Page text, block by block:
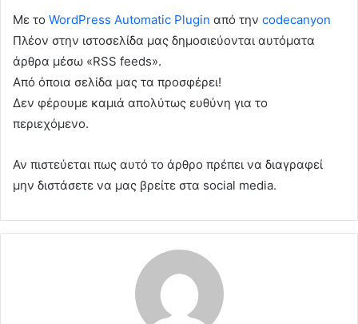
Με το WordPress Automatic Plugin από την codecanyon
Πλέον στην ιστοσελίδα μας δημοσιεύονται αυτόματα
άρθρα μέσω «RSS feeds».
Από όποια σελίδα μας τα προσφέρει!
Δεν φέρουμε καμιά απολύτως ευθύνη για το
περιεχόμενο.
Αν πιστεύεται πως αυτό το άρθρο πρέπει να διαγραφεί
μην διστάσετε να μας βρείτε στα social media.